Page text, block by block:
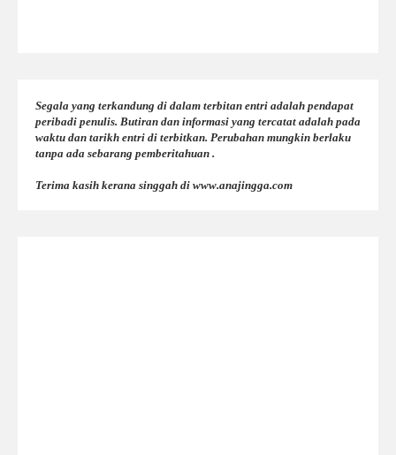
Segala yang terkandung di dalam terbitan entri adalah pendapat
peribadi penulis. Butiran dan informasi yang tercatat adalah pada
waktu dan tarikh entri di terbitkan. Perubahan mungkin berlaku
tanpa ada sebarang pemberitahuan .
Terima kasih kerana singgah di www.anajingga.com